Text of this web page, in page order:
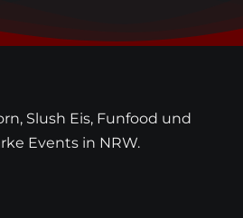
Slush Eis, Funfood und
Events in NRW.